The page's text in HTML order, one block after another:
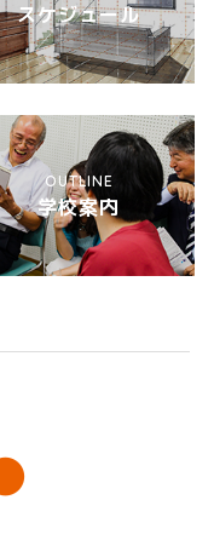
スケジュール
OUTLINE
学校案内